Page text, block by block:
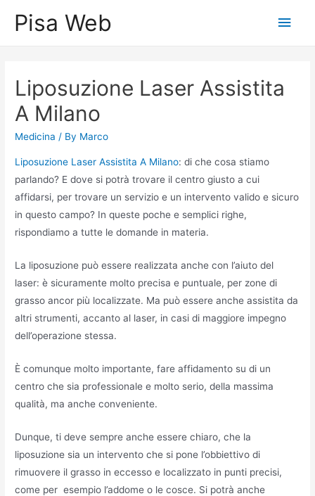
Pisa Web
Main
Liposuzione Laser Assistita
A Milano
Medicina / By Marco
Liposuzione Laser Assistita A Milano: di che cosa stiamo
parlando? E dove si potrà trovare il centro giusto a cui
affidarsi, per trovare un servizio e un intervento valido e sicuro
in questo campo? In queste poche e semplici righe,
rispondiamo a tutte le domande in materia.
La liposuzione può essere realizzata anche con l’aiuto del
laser: è sicuramente molto precisa e puntuale, per zone di
grasso ancor più localizzate. Ma può essere anche assistita da
altri strumenti, accanto al laser, in casi di maggiore impegno
dell’operazione stessa.
È comunque molto importante, fare affidamento su di un
centro che sia professionale e molto serio, della massima
qualità, ma anche conveniente.
Dunque, ti deve sempre anche essere chiaro, che la
liposuzione sia un intervento che si pone l’obbiettivo di
rimuovere il grasso in eccesso e localizzato in punti precisi,
come per esempio l’addome o le cosce. Si potrà anche